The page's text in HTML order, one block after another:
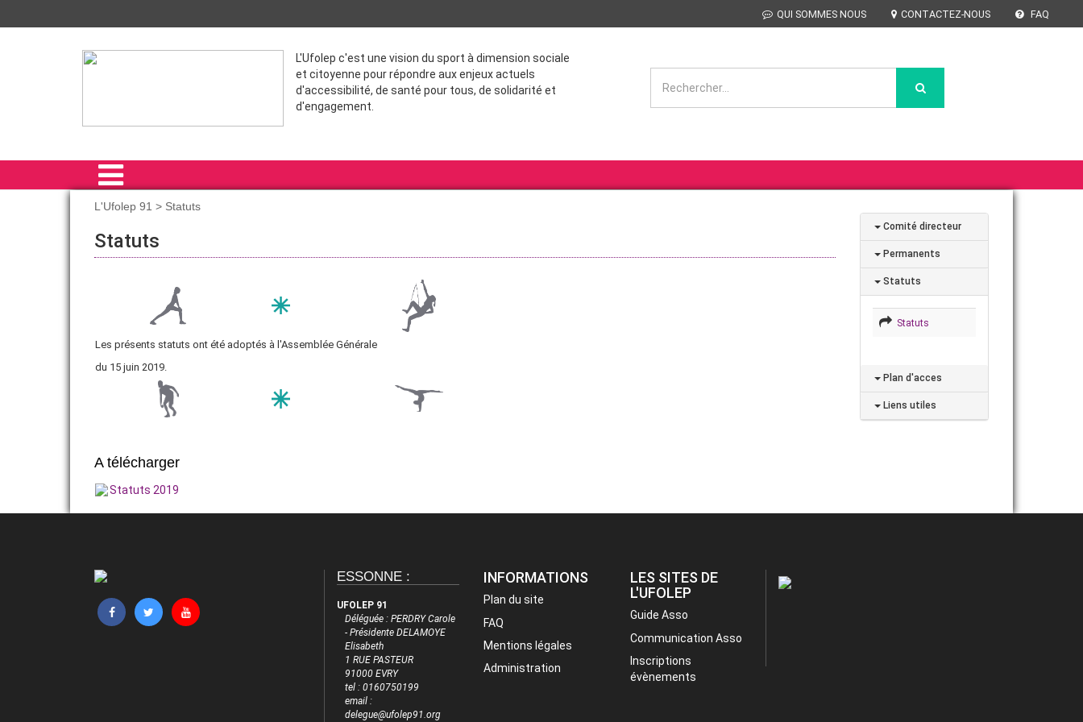
QUI SOMMES NOUS CONTACTEZ-NOUS FAQ
L'Ufolep c'est une vision du sport à dimension sociale
et citoyenne pour répondre aux enjeux actuels
d'accessibilité, de santé pour tous, de solidarité et
d'engagement.
L'UFOLEP 91
FORMATIONS
VIE ASSOCIATIVE
L'Ufolep 91 > Statuts
Statuts
Les présents statuts ont été adoptés à l'Assemblée Générale
du 15 juin 2019.
A télécharger
Statuts 2019
Comité directeur
Permanents
Statuts
Statuts
Plan d'acces
Liens utiles
ESSONNE :
UFOLEP 91
Déléguée : PERDRY Carole
- Présidente DELAMOYE
Elisabeth
1 RUE PASTEUR
91000 EVRY
tel : 0160750199
email :
delegue@ufolep91.org
INFORMATIONS
Plan du site
FAQ
Mentions légales
Administration
LES SITES DE
L'UFOLEP
Guide Asso
Communication Asso
Inscriptions
évènements